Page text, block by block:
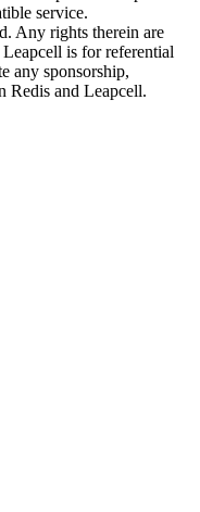
service.
Any rights therein are
is for referential
any sponsorship,
Redis and Leapcell.